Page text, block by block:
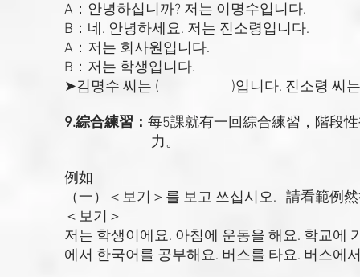
A：안녕하십니까? 저는 이명수입니다.
B：네. 안녕하세요. 저는 진소령입니다.
A：저는 회사원입니다.
B：저는 학생입니다.
➤김명수 씨는 ( )입니다. 진소령
9.綜合練習： 每5課就有一回綜合練習，階段
力。
例如
（一）＜보기＞를 보고 쓰십시오. 請看範例
＜보기＞
저는 학생이에요. 아침에 운동을 해요. 학교에
에서 한국어를 공부해요. 버스를 타요. 버스에